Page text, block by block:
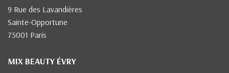
9 Rue des Lavandières
Sainte-Opportune
75001 Paris
MIX BEAUTY ÉVRY